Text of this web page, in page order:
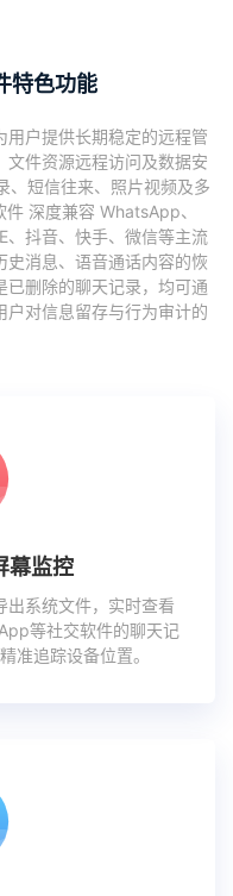
特色功能
户提供长期稳定的远程管
件资源远程访问及数据安
、短信往来、照片视频及多
深度兼容 WhatsApp、
抖音、快手、微信等主流
消息、语音通话内容的恢
已删除的聊天记录，均可通
对信息留存与行为审计的
幕监控
出系统文件，实时查看
等社交软件的聊天记
准追踪设备位置。